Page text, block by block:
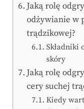
Jaką rolę
odżywianie w
trądzikowej?
Składniki
skóry
Jaką rolę
cery suchej
Kiedy